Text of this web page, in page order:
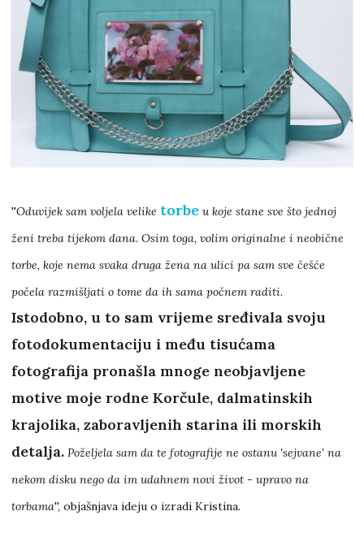
''Oduvijek sam voljela velike torbe u koje stane sve što jednoj
ženi treba tijekom dana. Osim toga, volim originalne i neobične
torbe, koje nema svaka druga žena na ulici pa sam sve češće
počela razmišljati o tome da ih sama počnem raditi.
Istodobno, u to sam vrijeme sređivala svoju
fotodokumentaciju i među tisućama
fotografija pronašla mnoge neobjavljene
motive moje rodne Korčule, dalmatinskih
krajolika, zaboravljenih starina ili morskih
detalja. Poželjela sam da te fotografije ne ostanu 'sejvane' na
nekom disku nego da im udahnem novi život - upravo na
torbama'', objašnjava ideju o izradi Kristina.